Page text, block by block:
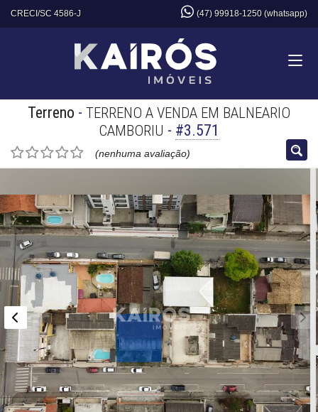
CRECI/SC 4586-J (47) 99918-1250 (whatsapp)
Terreno - TERRENO A VENDA EM BALNEARIO
CAMBORIU - #3.571
(nenhuma avaliação)